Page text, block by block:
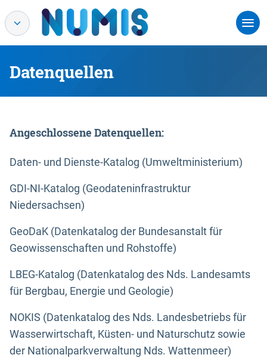
Datenquellen
Angeschlossene Datenquellen:
Daten- und Dienste-Katalog (Umweltministerium)
GDI-NI-Katalog (Geodateninfrastruktur
Niedersachsen)
GeoDaK (Datenkatalog der Bundesanstalt für
Geowissenschaften und Rohstoffe)
LBEG-Katalog (Datenkatalog des Nds. Landesamts
für Bergbau, Energie und Geologie)
NOKIS (Datenkatalog des Nds. Landesbetriebs für
Wasserwirtschaft, Küsten- und Naturschutz sowie
der Nationalparkverwaltung Nds. Wattenmeer)